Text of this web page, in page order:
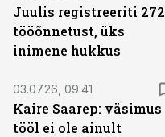
Juulis registreeriti 272
tööõnnetust, üks
inimene hukkus
03.07.26, 09:41
Kaire Saarep: väsimus
tööl ei ole ainult